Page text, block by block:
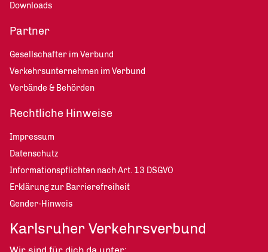
Downloads
Partner
Gesellschafter im Verbund
Verkehrsunternehmen im Verbund
Verbände & Behörden
Rechtliche Hinweise
Impressum
Datenschutz
Informationspflichten nach Art. 13 DSGVO
Erklärung zur Barrierefreiheit
Gender-Hinweis
Karlsruher Verkehrsverbund